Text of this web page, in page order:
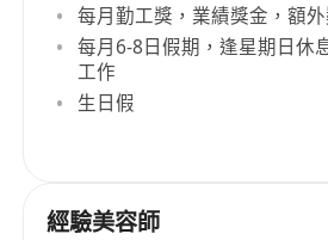
每月勤工獎，業績獎金，額
每月6-8日假期，逢星期日休
工作
生日假
經驗美容師